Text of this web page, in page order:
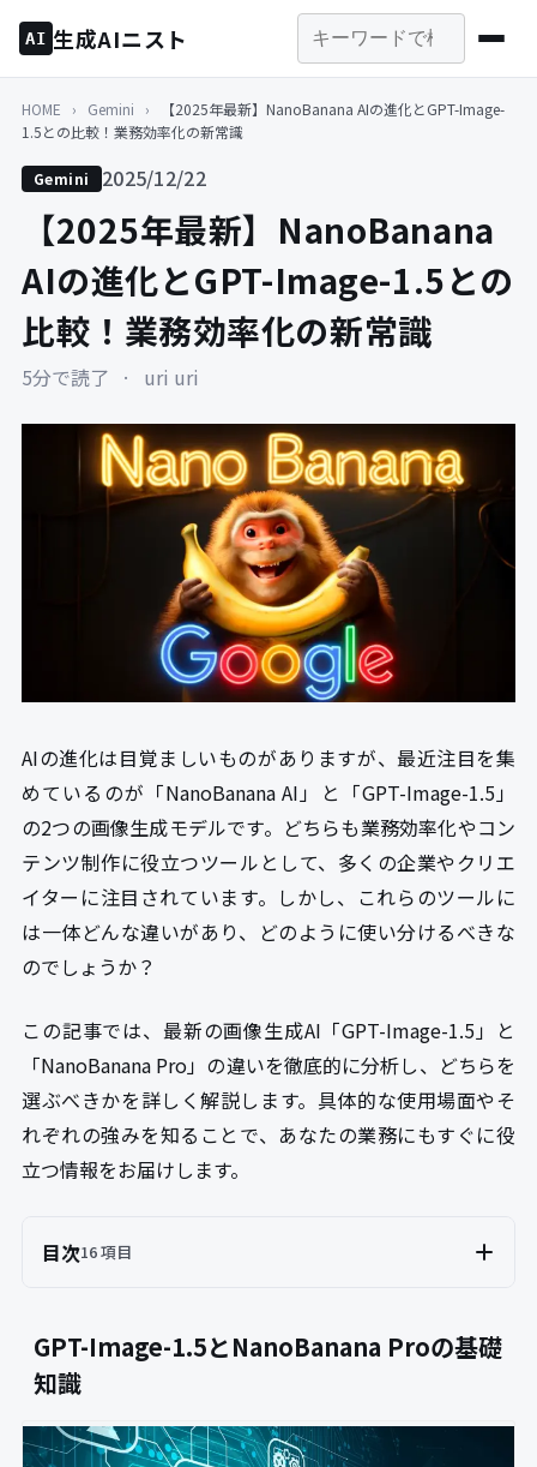
AI 生成AIニスト
HOME › Gemini ›
【2025年最新】NanoBanana AIの進化とGPT-Image-
1.5との比較！業務効率化の新常識
Gemini 2025/12/22
【2025年最新】NanoBanana
AIの進化とGPT-Image-1.5との
比較！業務効率化の新常識
5分で読了 · uri uri
AIの進化は目覚ましいものがありますが、最近注目を集
めているのが「NanoBanana AI」と「GPT-Image-1.5」
の2つの画像生成モデルです。どちらも業務効率化やコン
テンツ制作に役立つツールとして、多くの企業やクリエ
イターに注目されています。しかし、これらのツールに
は一体どんな違いがあり、どのように使い分けるべきな
のでしょうか？
この記事では、最新の画像生成AI「GPT-Image-1.5」と
「NanoBanana Pro」の違いを徹底的に分析し、どちらを
選ぶべきかを詳しく解説します。具体的な使用場面やそ
れぞれの強みを知ることで、あなたの業務にもすぐに役
立つ情報をお届けします。
目次16 項目
GPT-Image-1.5とNanoBanana Proの基礎
知識